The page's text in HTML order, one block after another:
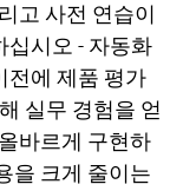
고 사전 연습이
십시오 - 자동화
전에 제품 평가
실무 경험을 얻
바르게 구현하
을 크게 줄이는